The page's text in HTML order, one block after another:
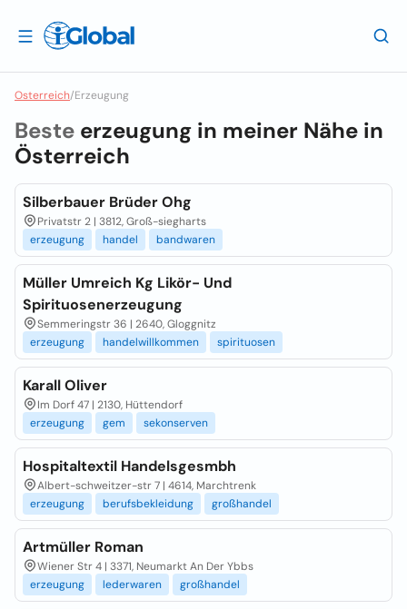
Osterreich/Erzeugung
Beste erzeugung in meiner Nähe in
Österreich
Silberbauer Brüder Ohg
Privatstr 2 | 3812, Groß-siegharts
erzeugung
handel bandwaren
Müller Umreich Kg Likör- Und
Spirituosenerzeugung
Semmeringstr 36 | 2640, Gloggnitz
erzeugung
handelwillkommen spirituosen
Karall Oliver
Im Dorf 47 | 2130, Hüttendorf
erzeugung
gem sekonserven
Hospitaltextil Handelsgesmbh
Albert-schweitzer-str 7 | 4614, Marchtrenk
erzeugung
berufsbekleidung großhandel
Artmüller Roman
Wiener Str 4 | 3371, Neumarkt An Der Ybbs
erzeugung
lederwaren großhandel